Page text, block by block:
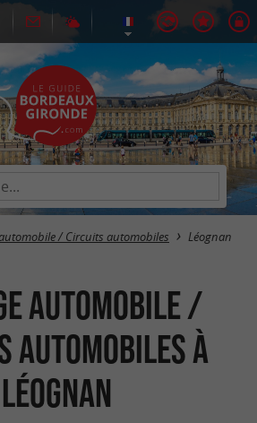
/ Circuits automobiles Léognan
automobile /
automobiles à
Léognan